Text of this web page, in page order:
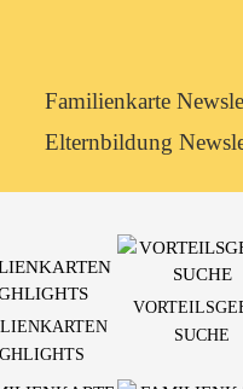
Newsletterkategorie
abonnieren
Familienkarte
Elternbildung
SUCHE